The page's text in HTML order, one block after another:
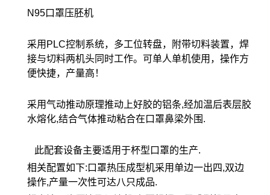
N95口罩压胚机
采用PLC控制系统，多工位转盘，附带切料装置，焊
接与切料两机头同时工作。可单人单机使用，操作方
便快捷，产量高！
采用气动推动原理推动上好胶的铝条,经加温后表层胶
水熔化,结合气体推动粘合在口罩鼻梁外围.
此配套设备主要适用于杯型口罩的生产.
相关配置如下:口罩热压成型机采用单边一出四,双边
操作,产量一次性可达八只成品.